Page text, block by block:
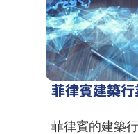
菲律賓建築
菲律賓的建築